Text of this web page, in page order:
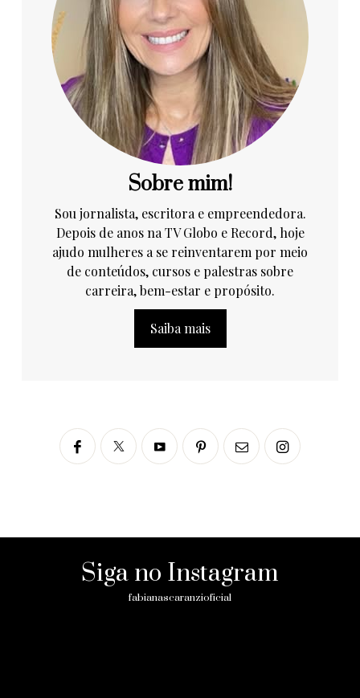
Sobre mim!
Sou jornalista, escritora e empreendedora.
Depois de anos na TV Globo e Record, hoje
ajudo mulheres a se reinventarem por meio
de conteúdos, cursos e palestras sobre
carreira, bem-estar e propósito.
Saiba mais
Siga no Instagram
fabianascaranzioficial